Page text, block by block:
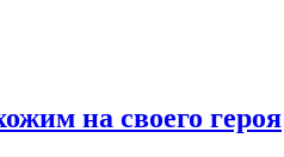
на своего героя